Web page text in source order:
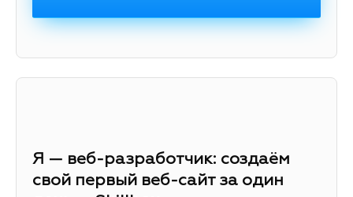
Я — веб-разработчик: создаём
свой первый веб-сайт за один